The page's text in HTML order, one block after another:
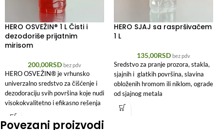
HERO OSVEŽIN® 1 L Čisti i
dezodoriše prijatnim
mirisom
200,00RSD bez pdv
HERO OSVEŽIN® je vrhunsko
univerzalno sredstvo za čišćenje i
dezodoraciju svih površina koje nudi
visokokvalitetno i efikasno rešenja
za održavanje higijene u
domaćinstvu, kancelariji ili bilo
HERO SJAJ sa raspršivačem
1 L
135,00RSD bez pdv
Sredstvo za pranje prozora, stakla,
sjajnih i glatkih površina, slavina
obloženih hromom ili niklom, ograde
od sjajnog metala
Ovo sredstvo se koristiti za
Povezani proizvodi